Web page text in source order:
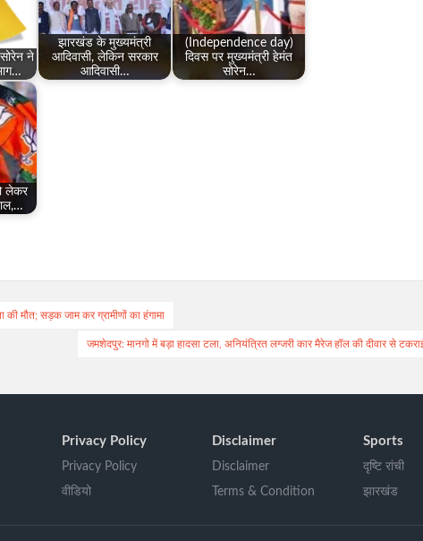
ने
झारखंड के मुख्यमंत्री
आदिवासी, लेकिन सरकार
आदिवासी…
(Independence day)
दिवस पर मुख्यमंत्री हेमंत
सोरेन…
लेकर
मौत; सड़क जाम कर ग्रामीणों का हंगामा
जमशेदपुर: मानगो में बड़ा हादसा टला, अनियंत्रित लग्जरी कार मैरेज हॉल की दीवार से
Privacy Policy
Privacy Policy
वीडियो
Disclaimer
Disclaimer
Terms & Condition
Sports
दृष्टि रांची
झारखंड